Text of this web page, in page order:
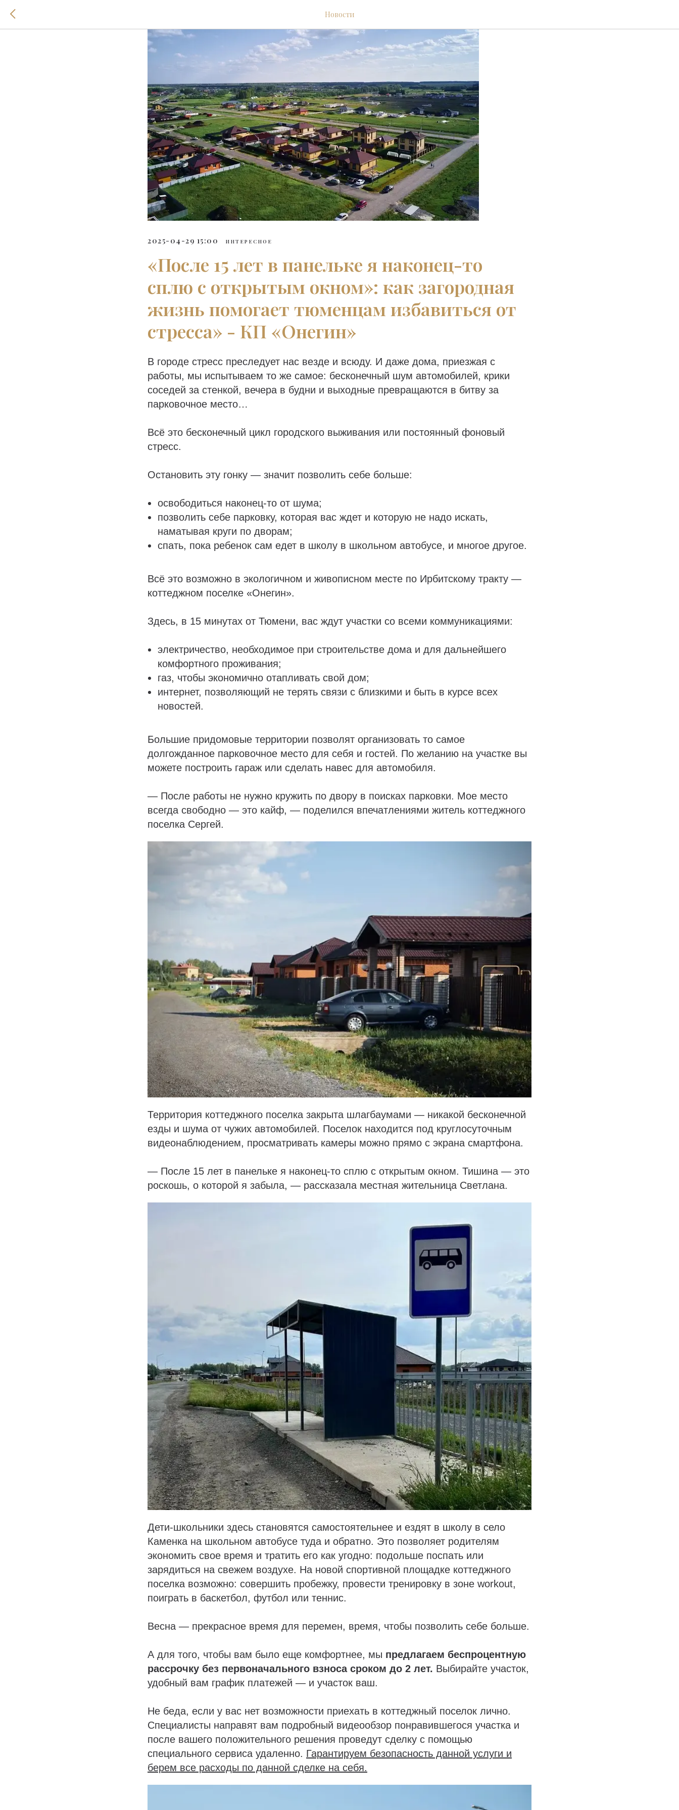
Новости
2025-04-29 15:00 ИНТЕРЕСНОЕ
«После 15 лет в панельке я наконец-то
сплю с открытым окном»: как загородная
жизнь помогает тюменцам избавиться от
стресса» - КП «Онегин»
В городе стресс преследует нас везде и всюду. И даже дома, приезжая с
работы, мы испытываем то же самое: бесконечный шум автомобилей, крики
соседей за стенкой, вечера в будни и выходные превращаются в битву за
парковочное место…
Всё это бесконечный цикл городского выживания или постоянный фоновый
стресс.
Остановить эту гонку — значит позволить себе больше:
освободиться наконец-то от шума;
позволить себе парковку, которая вас ждет и которую не надо искать,
наматывая круги по дворам;
спать, пока ребенок сам едет в школу в школьном автобусе, и многое другое.
Всё это возможно в экологичном и живописном месте по Ирбитскому тракту —
коттеджном поселке «Онегин».
Здесь, в 15 минутах от Тюмени, вас ждут участки со всеми коммуникациями:
электричество, необходимое при строительстве дома и для дальнейшего
комфортного проживания;
газ, чтобы экономично отапливать свой дом;
интернет, позволяющий не терять связи с близкими и быть в курсе всех
новостей.
Большие придомовые территории позволят организовать то самое
долгожданное парковочное место для себя и гостей. По желанию на участке вы
можете построить гараж или сделать навес для автомобиля.
— После работы не нужно кружить по двору в поисках парковки. Мое место
всегда свободно — это кайф, — поделился впечатлениями житель коттеджного
поселка Сергей.
Территория коттеджного поселка закрыта шлагбаумами — никакой бесконечной
езды и шума от чужих автомобилей. Поселок находится под круглосуточным
видеонаблюдением, просматривать камеры можно прямо с экрана смартфона.
— После 15 лет в панельке я наконец-то сплю с открытым окном. Тишина — это
роскошь, о которой я забыла, — рассказала местная жительница Светлана.
Дети-школьники здесь становятся самостоятельнее и ездят в школу в село
Каменка на школьном автобусе туда и обратно. Это позволяет родителям
экономить свое время и тратить его как угодно: подольше поспать или
зарядиться на свежем воздухе. На новой спортивной площадке коттеджного
поселка возможно: совершить пробежку, провести тренировку в зоне workout,
поиграть в баскетбол, футбол или теннис.
Весна — прекрасное время для перемен, время, чтобы позволить себе больше.
А для того, чтобы вам было еще комфортнее, мы предлагаем беспроцентную
рассрочку без первоначального взноса сроком до 2 лет. Выбирайте участок,
удобный вам график платежей — и участок ваш.
Не беда, если у вас нет возможности приехать в коттеджный поселок лично.
Специалисты направят вам подробный видеообзор понравившегося участка и
после вашего положительного решения проведут сделку с помощью
специального сервиса удаленно. Гарантируем безопасность данной услуги и
берем все расходы по данной сделке на себя.